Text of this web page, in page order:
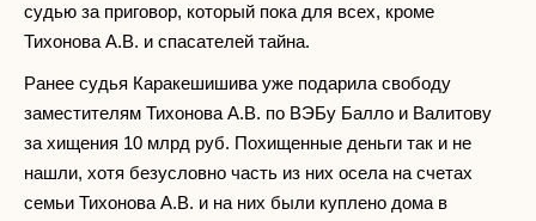
судью за приговор, который пока для всех, кроме
Тихонова А.В. и спасателей тайна.
Ранее судья Каракешишива уже подарила свободу
заместителям Тихонова А.В. по ВЭБу Балло и Валитову
за хищения 10 млрд руб. Похищенные деньги так и не
нашли, хотя безусловно часть из них осела на счетах
семьи Тихонова А.В. и на них были куплено дома в